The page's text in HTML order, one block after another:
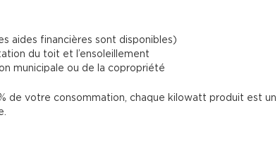
aides financières sont disponibles)
du toit et l’ensoleillement
municipale ou de la copropriété
de votre consommation, chaque kilowatt produit est un